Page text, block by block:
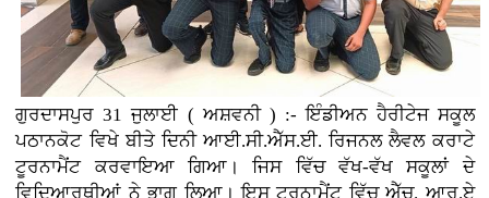
ਗੁਰਦਾਸਪੁਰ 31 ਜੁਲਾਈ ( ਅਸ਼ਵਨੀ ) :- ਇੰਡੀਅਨ ਹੈਰੀਟੇਜ ਸਕੂਲ
ਪਠਾਨਕੋਟ ਵਿਖੇ ਬੀਤੇ ਦਿਨੀ ਆਈ.ਸੀ.ਐੱਸ.ਈ. ਰਿਜਨਲ ਲੈਵਲ ਕਰਾਟੇ
ਟੂਰਨਾਮੈਂਟ ਕਰਵਾਇਆ ਗਿਆ। ਜਿਸ ਵਿੱਚ ਵੱਖ-ਵੱਖ ਸਕੂਲਾਂ ਦੇ
ਵਿਦਿਆਰਥੀਆਂ ਨੇ ਭਾਗ ਲਿਆ। ਇਸ ਟੂਰਨਾਮੈਂਟ ਵਿੱਚ ਐੱਚ. ਆਰ.ਏ